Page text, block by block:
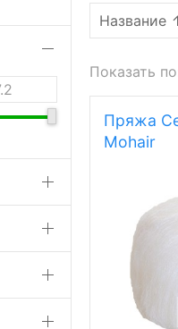
Показать
Пряжа
Mohair